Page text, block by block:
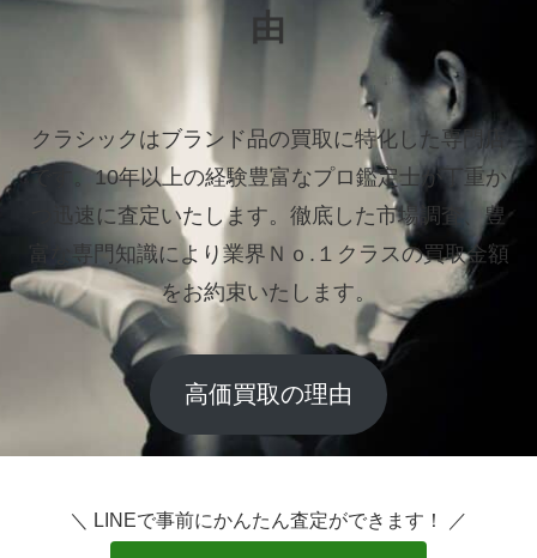
由
クラシックはブランド品の買取に特化した専門店
です。10年以上の経験豊富なプロ鑑定士が丁重か
つ迅速に査定いたします。 徹底した市場調査、豊
富な専門知識により業界Ｎｏ.１クラスの買取金額
をお約束いたします。
高価買取の理由
＼ LINEで事前にかんたん査定ができます！ ／